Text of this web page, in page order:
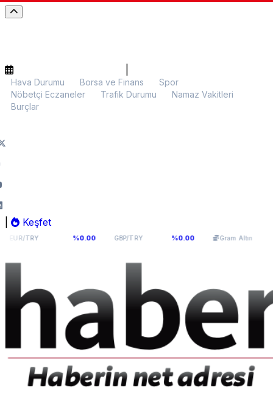
Hava Durumu Borsa ve Finans
Spor
Nöbetçi Eczaneler
Trafik Durumu
Namaz Vakitleri
Burçlar
Keşfet
%0.00 GBP/TRY 64,131 %0.00 Gram Altın 6.025,55 %0.14